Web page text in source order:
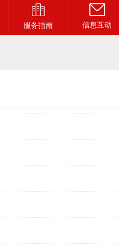
服务指南 信息互动